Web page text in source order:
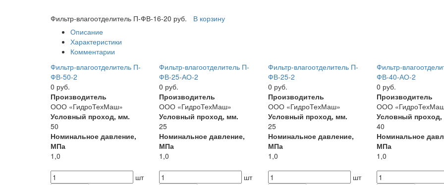
Фильтр-влагоотделитель П-ФВ-16-20 руб.
В корзину
Описание
Характеристики
Комментарии
Фильтр-влагоотделитель П-
ФВ-50-2
0 руб.
Производитель
ООО «ГидроТехМаш»
Условный проход, мм.
50
Номинальное давление,
МПа
1,0
шт
Фильтр-влагоотделитель П-
ФВ-25-АО-2
0 руб.
Производитель
ООО «ГидроТехМаш»
Условный проход, мм.
25
Номинальное давление,
МПа
1,0
шт
Фильтр-влагоотделитель П-
ФВ-25-2
0 руб.
Производитель
ООО «ГидроТехМаш»
Условный проход, мм.
25
Номинальное давление,
МПа
1,0
шт
Фильтр-
ФВ-40-АО-2
0 руб.
Производитель
ООО
Условный
40
Номинальное
МПа
1,0